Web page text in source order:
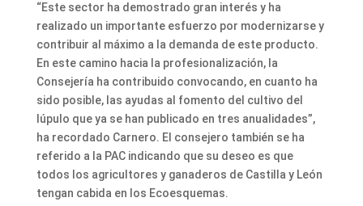
“Este sector ha demostrado gran interés y ha
realizado un importante esfuerzo por modernizarse y
contribuir al máximo a la demanda de este producto.
En este camino hacia la profesionalización, la
Consejería ha contribuido convocando, en cuanto ha
sido posible, las ayudas al fomento del cultivo del
lúpulo que ya se han publicado en tres anualidades”,
ha recordado Carnero. El consejero también se ha
referido a la PAC indicando que su deseo es que
todos los agricultores y ganaderos de Castilla y León
tengan cabida en los Ecoesquemas.